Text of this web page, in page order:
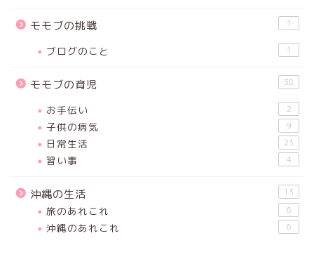
モモブの挑戦 1
ブログのこと 1
モモブの育児 38
お手伝い 2
子供の病気 9
日常生活 23
習い事 4
沖縄の生活 13
旅のあれこれ 6
沖縄のあれこれ 6